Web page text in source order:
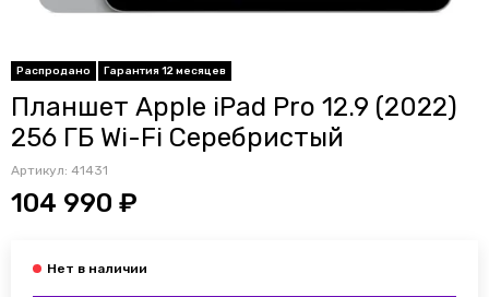
Распродано Гарантия 12 месяцев
Планшет Apple iPad Pro 12.9 (2022)
256 ГБ Wi-Fi Серебристый
Артикул: 41431
104 990 ₽